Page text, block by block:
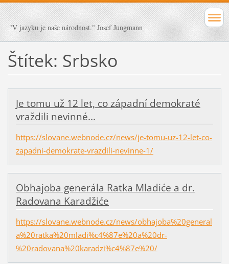
"V jazyku je naše národnost." Josef Jungmann
Štítek: Srbsko
Je tomu už 12 let, co západní demokraté
vraždili nevinné...
https://slovane.webnode.cz/news/je-tomu-uz-12-let-co-
zapadni-demokrate-vrazdili-nevinne-1/
Obhajoba generála Ratka Mladiće a dr.
Radovana Karadžiće
https://slovane.webnode.cz/news/obhajoba%20general
a%20ratka%20mladi%c4%87e%20a%20dr-
%20radovana%20karadzi%c4%87e%20/